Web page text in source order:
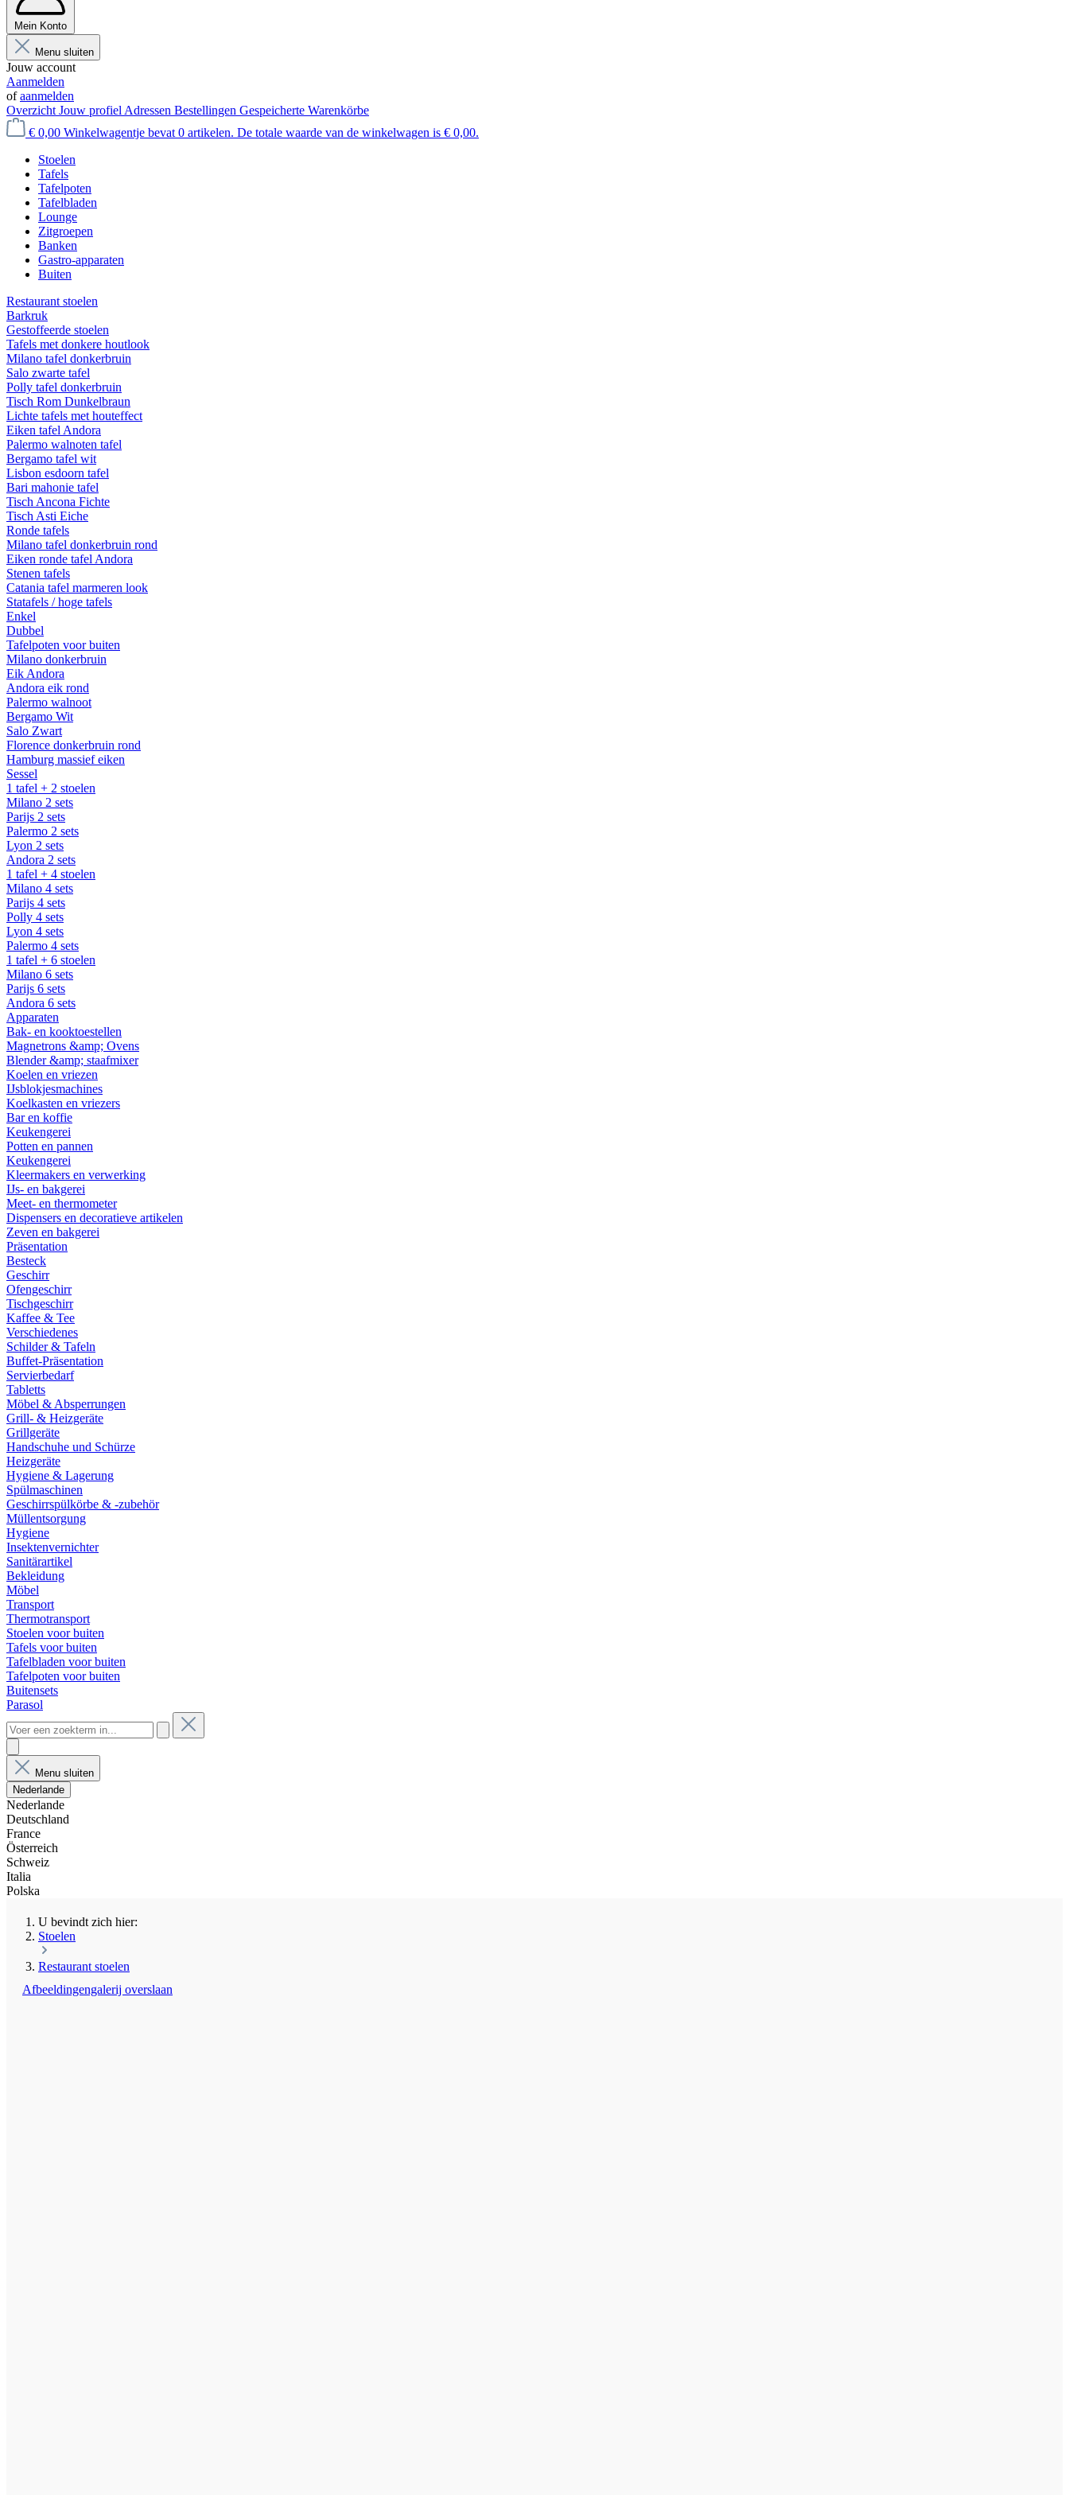
Mein Konto
Menu sluiten
Jouw account
Aanmelden
ofaanmelden
Overzicht Jouw profiel Adressen Bestellingen Gespeicherte Warenkörbe
€ 0,00 Winkelwagentje bevat 0 artikelen. De totale waarde van de winkelwagen is € 0,00.
Stoelen
Tafels
Tafelpoten
Tafelbladen
Lounge
Zitgroepen
Banken
Gastro-apparaten
Buiten
Restaurant stoelen
Barkruk
Gestoffeerde stoelen
Tafels met donkere houtlook
Milano tafel donkerbruin
Salo zwarte tafel
Polly tafel donkerbruin
Tisch Rom Dunkelbraun
Lichte tafels met houteffect
Eiken tafel Andora
Palermo walnoten tafel
Bergamo tafel wit
Lisbon esdoorn tafel
Bari mahonie tafel
Tisch Ancona Fichte
Tisch Asti Eiche
Ronde tafels
Milano tafel donkerbruin rond
Eiken ronde tafel Andora
Stenen tafels
Catania tafel marmeren look
Statafels / hoge tafels
Enkel
Dubbel
Tafelpoten voor buiten
Milano donkerbruin
Eik Andora
Andora eik rond
Palermo walnoot
Bergamo Wit
Salo Zwart
Florence donkerbruin rond
Hamburg massief eiken
Sessel
1 tafel + 2 stoelen
Milano 2 sets
Parijs 2 sets
Palermo 2 sets
Lyon 2 sets
Andora 2 sets
1 tafel + 4 stoelen
Milano 4 sets
Parijs 4 sets
Polly 4 sets
Lyon 4 sets
Palermo 4 sets
1 tafel + 6 stoelen
Milano 6 sets
Parijs 6 sets
Andora 6 sets
Apparaten
Bak- en kooktoestellen
Magnetrons &amp; Ovens
Blender &amp; staafmixer
Koelen en vriezen
IJsblokjesmachines
Koelkasten en vriezers
Bar en koffie
Keukengerei
Potten en pannen
Keukengerei
Kleermakers en verwerking
IJs- en bakgerei
Meet- en thermometer
Dispensers en decoratieve artikelen
Zeven en bakgerei
Präsentation
Besteck
Geschirr
Ofengeschirr
Tischgeschirr
Kaffee & Tee
Verschiedenes
Schilder & Tafeln
Buffet-Präsentation
Servierbedarf
Tabletts
Möbel & Absperrungen
Grill- & Heizgeräte
Grillgeräte
Handschuhe und Schürze
Heizgeräte
Hygiene & Lagerung
Spülmaschinen
Geschirrspülkörbe & -zubehör
Müllentsorgung
Hygiene
Insektenvernichter
Sanitärartikel
Bekleidung
Möbel
Transport
Thermotransport
Stoelen voor buiten
Tafels voor buiten
Tafelbladen voor buiten
Tafelpoten voor buiten
Buitensets
Parasol
Menu sluiten
Nederlande
Nederlande
Deutschland
France
Österreich
Schweiz
Italia
Polska
U bevindt zich hier:
Stoelen
Restaurant stoelen
Afbeeldingengalerij overslaan